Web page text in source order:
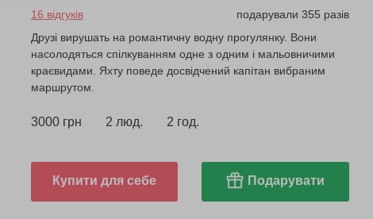
16 відгуків
подарували 355 разів
Друзі вирушать на романтичну водну прогулянку. Вони
насолодяться спілкуванням одне з одним і мальовничими
краєвидами. Яхту поведе досвідчений капітан вибраним
маршрутом.
3000 грн 2 люд. 2 год.
Купити для себе Подарувати